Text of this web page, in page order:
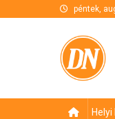
péntek,